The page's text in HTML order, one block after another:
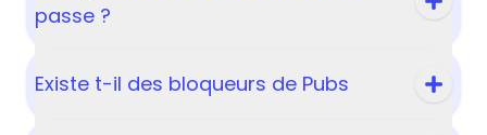
passe ?
Existe t-il des bloqueurs de Pubs